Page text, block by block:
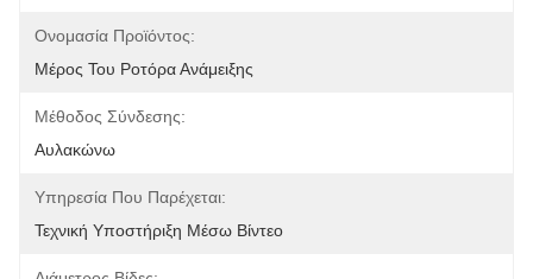
Ονομασία Προϊόντος:
Μέρος Του Ροτόρα Ανάμειξης
Μέθοδος Σύνδεσης:
Αυλακώνω
Υπηρεσία Που Παρέχεται:
Τεχνική Υποστήριξη Μέσω Βίντεο